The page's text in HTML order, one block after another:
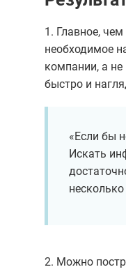
1. Главное,
необходимое
компании, а
быстро и
«Если бы
Искать
2. Можно